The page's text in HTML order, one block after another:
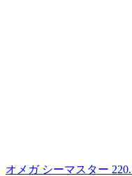
オメガ シーマスター